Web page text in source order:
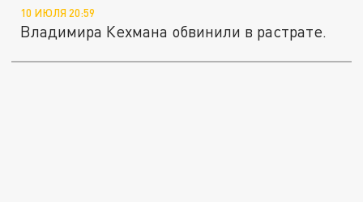
10 ИЮЛЯ 20:59
Владимира Кехмана обвинили в растрате.